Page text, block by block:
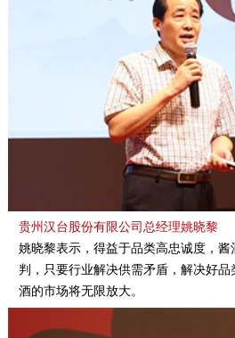
贵州汉台股份有限公司总经理姚晓黎
姚晓黎表示，得益于品类高忠诚度，
判，只要行业解决供需矛盾，解决好
酒的市场将无限放大。